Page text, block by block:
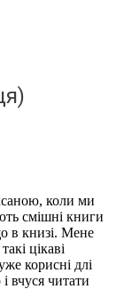
коли ми
смішні книги
в книзі. Мене
цікаві
корисні длі
вчуся читати